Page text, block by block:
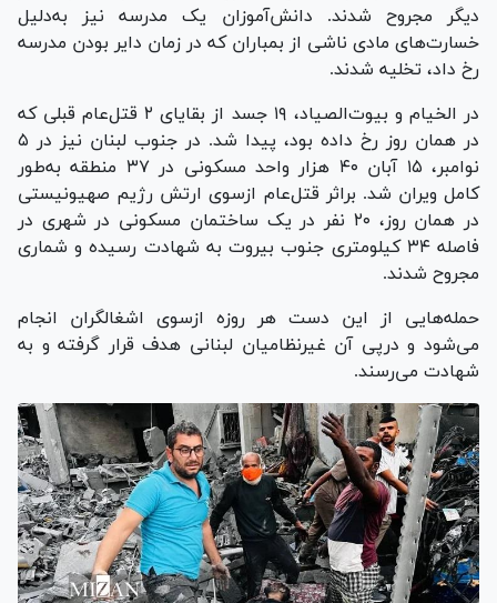
دیگر مجروح شدند. دانش‌آموزان یک مدرسه نیز به‌دلیل
خسارت‌های مادی ناشی از بمباران که در زمان دایر بودن مدرسه
رخ داد، تخلیه شدند.
در الخیام و بیوت‌الصیاد، ۱۹ جسد از بقایای ۲ قتل‌عام قبلی که
در همان روز رخ داده بود، پیدا شد. در جنوب لبنان نیز در ۵
نوامبر، ۱۵ آبان ۴۰ هزار واحد مسکونی در ۳۷ منطقه به‌طور
کامل ویران شد. براثر قتل‌عام ازسوی ارتش رژیم صهیونیستی
در همان روز، ۲۰ نفر در یک ساختمان مسکونی در شهری در
فاصله ۳۴ کیلومتری جنوب بیروت به شهادت رسیده و شماری
مجروح شدند.
حمله‌هایی از این دست هر روزه ازسوی اشغالگران انجام
می‌شود و درپی آن غیرنظامیان لبنانی هدف قرار گرفته و به
شهادت می‌رسند.